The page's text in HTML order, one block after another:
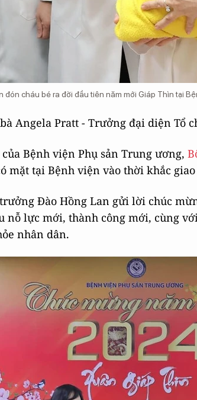
đón cháu bé ra đời đầu tiên năm mới Giáp Thìn tại
Angela Pratt - Trưởng đại diện Tổ
của Bệnh viện Phụ sản Trung ương,
mặt tại Bệnh viện vào thời khắc
Đào Hồng Lan gửi lời chúc
nỗ lực mới, thành công mới, cùng
nhân dân.